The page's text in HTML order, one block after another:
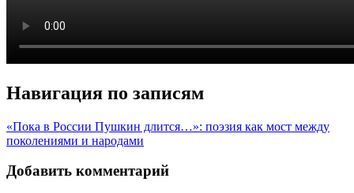
Навигация по записям
«Пока в России Пушкин длится…»: поэзия как мост между
поколениями и народами
Добавить комментарий